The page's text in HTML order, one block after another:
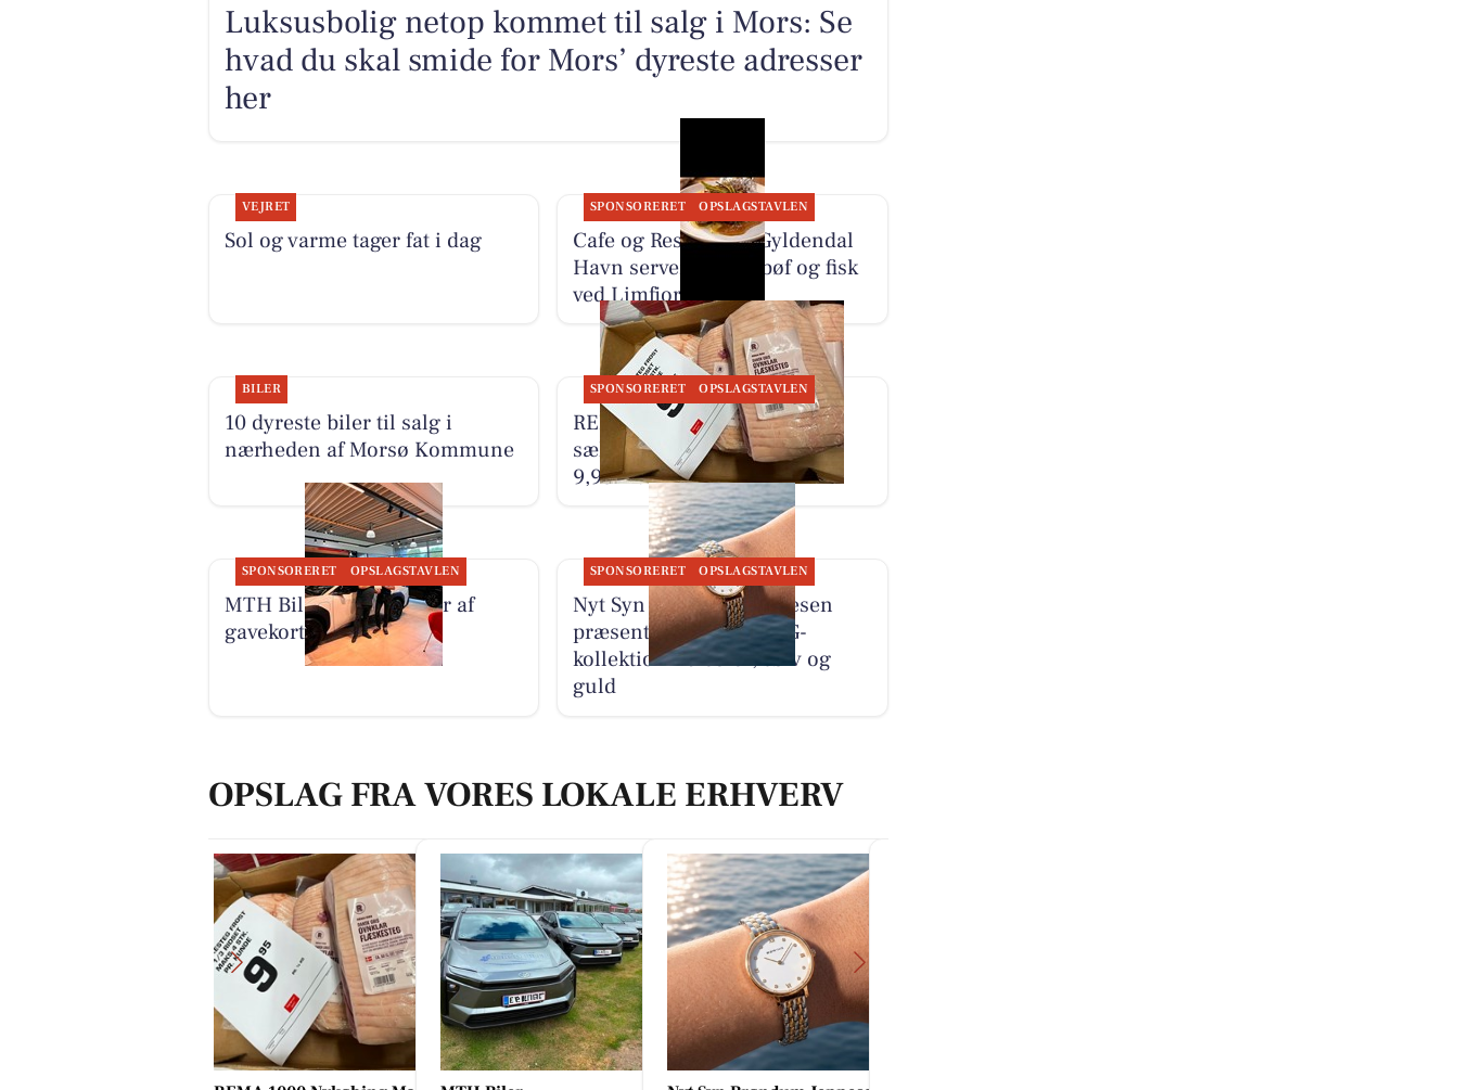
Luksusbolig netop kommet til salg i Mors: Se
hvad du skal smide for Mors’ dyreste adresser
her
VEJRET
Sol og varme tager fat i dag
SPONSORERET OPSLAGSTAVLEN
Cafe og Restaurant Gyldendal
Havn serverer frisk bøf og fisk
ved Limfjorden
BILER
10 dyreste biler til salg i
nærheden af Morsø Kommune
SPONSORERET OPSLAGSTAVLEN
REMA 1000 Nykøbing Mors
sælger frosne flæskestege til
9,95 kr. pr. 1/2 kilo
SPONSORERET OPSLAGSTAVLEN
MTH Biler finder vinder af
gavekort til Comwell
SPONSORERET OPSLAGSTAVLEN
Nyt Syn Brøndum Jeppesen
præsenterer ny BERING-
kollektion i bicolor, sølv og
guld
OPSLAG FRA VORES LOKALE ERHVERV